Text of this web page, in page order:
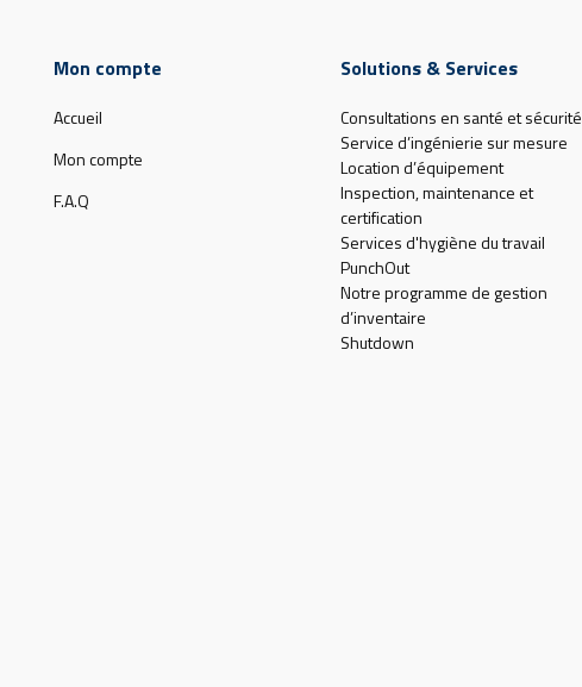
Mon compte
Accueil
Mon compte
F.A.Q
Solutions & Services
Consultations en santé et sécurité
Service d’ingénierie sur mesure
Location d’équipement
Inspection, maintenance et
certification
Services d'hygiène du travail
PunchOut
Notre programme de gestion
d’inventaire
Shutdown